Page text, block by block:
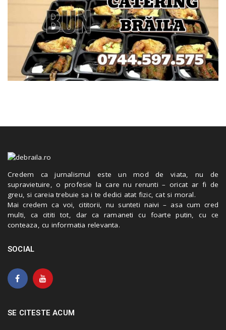
Credem ca jurnalismul este un mod de viata, nu de
supravietuire, o profesie la care nu renunti – oricat ar fi de
greu, si careia trebuie sa i te dedici atat fizic, cat si moral.
Mai credem ca voi, cititorii, nu sunteti naivi – asa cum cred
multi, ca cititi tot, dar ca ramaneti cu foarte putin, cu ce
conteaza, cu informatia relevanta.
SOCIAL
SE CITESTE ACUM